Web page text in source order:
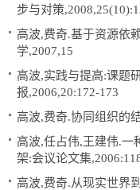
步与对策
高波,费奇.基于资源依
学,2007,15
高波,实践与提高:课题
报,2006,20:172-173
高波,费奇.协同组织的
高波,任占伟,王建伟.一
架:会议论文集
高波,费奇.从现实世界